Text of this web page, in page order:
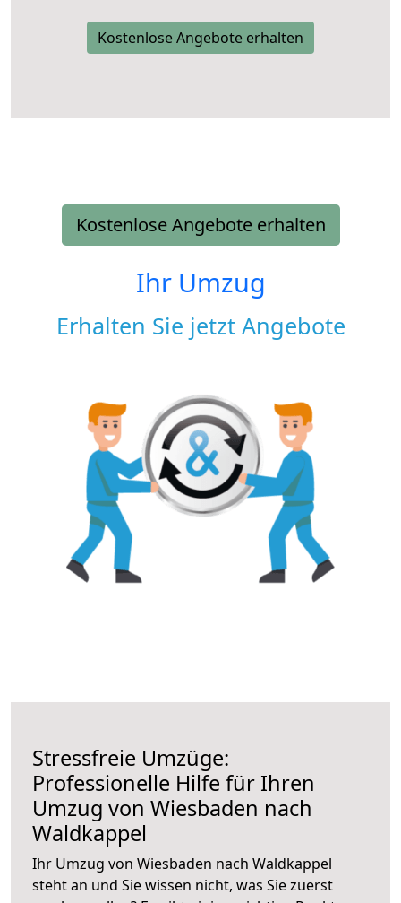
Kostenlose Angebote erhalten
Kostenlose Angebote erhalten
Ihr Umzug
Erhalten Sie jetzt Angebote
Stressfreie Umzüge:
Professionelle Hilfe für Ihren
Umzug von Wiesbaden nach
Waldkappel
Ihr Umzug von Wiesbaden nach Waldkappel
steht an und Sie wissen nicht, was Sie zuerst